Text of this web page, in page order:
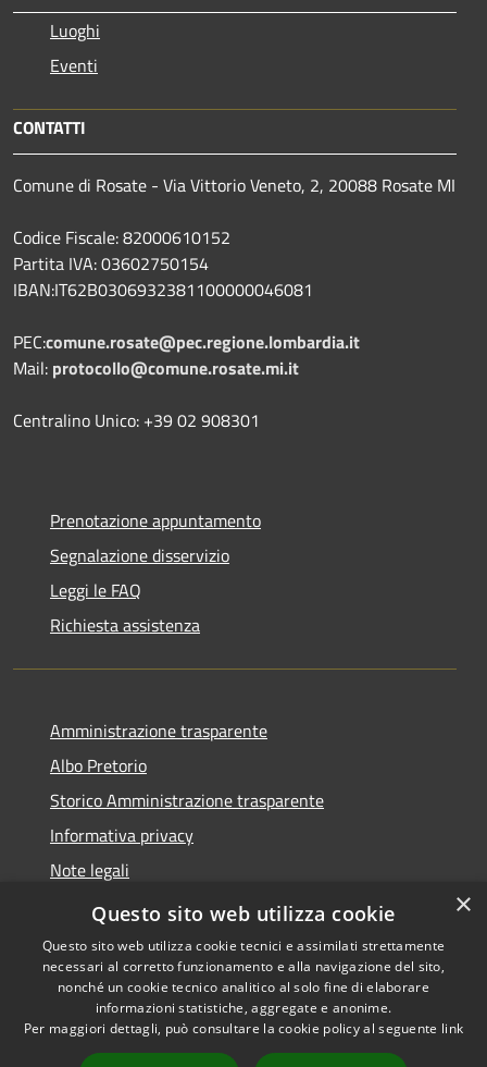
Luoghi
Eventi
CONTATTI
Comune di Rosate - Via Vittorio Veneto, 2, 20088 Rosate MI
Codice Fiscale: 82000610152
Partita IVA: 03602750154
IBAN:IT62B0306932381100000046081
PEC:comune.rosate@pec.regione.lombardia.it
Mail: protocollo@comune.rosate.mi.it
Centralino Unico: +39 02 908301
Prenotazione appuntamento
Segnalazione disservizio
Leggi le FAQ
Richiesta assistenza
Amministrazione trasparente
Albo Pretorio
Storico Amministrazione trasparente
Informativa privacy
Note legali
Dichiarazione di accessibilità
Accessibilità
Copyright © 2026 • Comune di
Rosate • Powered by
×
Questo sito web utilizza cookie
Questo sito web utilizza cookie tecnici e assimilati strettamente
necessari al corretto funzionamento e alla navigazione del sito,
nonché un cookie tecnico analitico al solo fine di elaborare
informazioni statistiche, aggregate e anonime.
Per maggiori dettagli, può consultare la cookie policy al seguente link